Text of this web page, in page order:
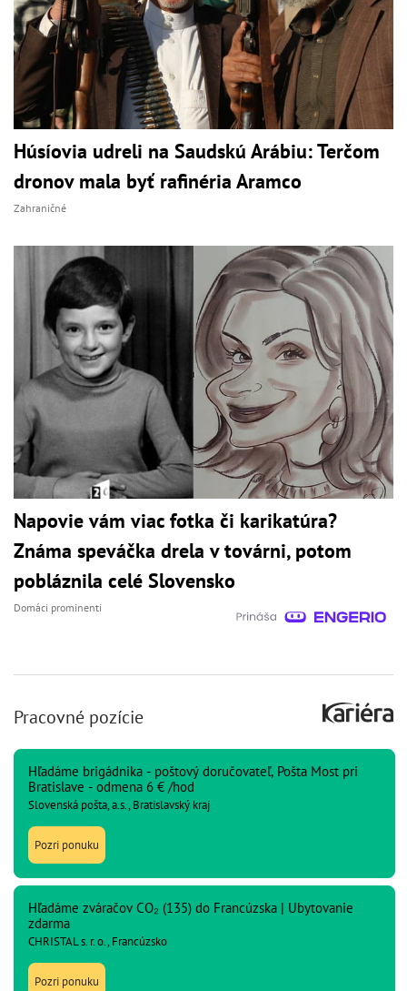
Húsíovia udreli na Saudskú Arábiu: Terčom
dronov mala byť rafinéria Aramco
Zahraničné
Napovie vám viac fotka či karikatúra?
Známa speváčka drela v továrni, potom
pobláznila celé Slovensko
Domáci prominenti
Pracovné pozície
Hľadáme brigádnika - poštový doručovateľ, Pošta Most pri
Bratislave - odmena 6 € /hod
Slovenská pošta, a.s., Bratislavský kraj
Pozri ponuku
Hľadáme zváračov CO₂ (135) do Francúzska | Ubytovanie
zdarma
CHRISTAL s. r. o., Francúzsko
Pozri ponuku